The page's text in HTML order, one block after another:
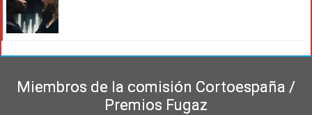
Miembros de la comisión Cortoespaña /
Premios Fugaz